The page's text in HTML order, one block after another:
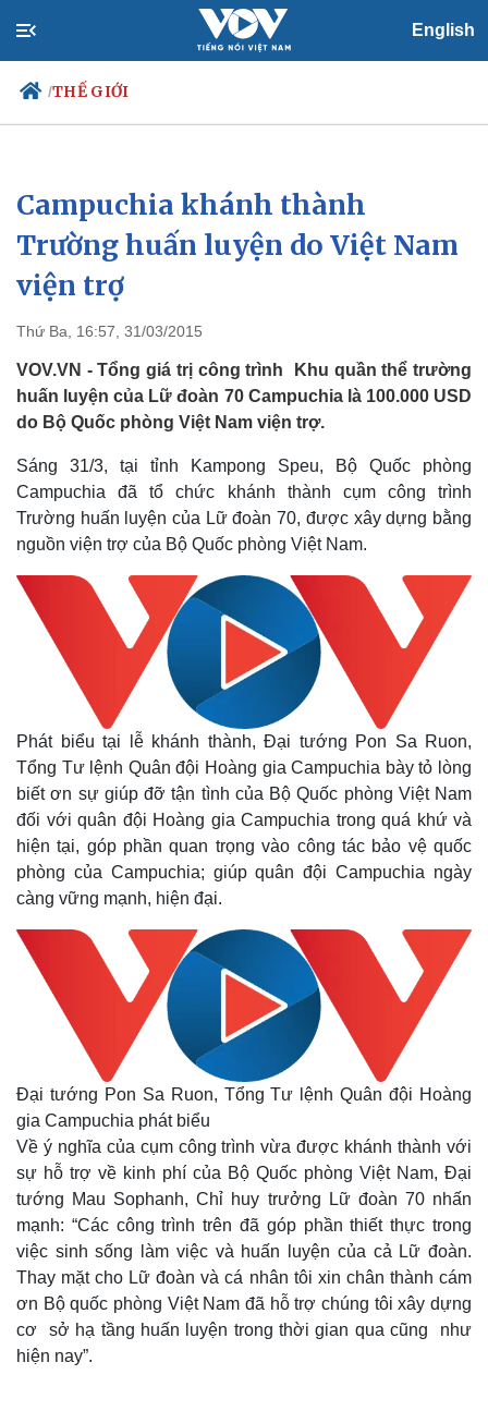
English
/THẾ GIỚI
Chính trị
Đảng
Tổ chức nhân sự
Quốc hội
Nhận diện sự thật
Xã hội
Tin 24h
Dự báo thời tiết
Campuchia khánh thành
Trường huấn luyện do Việt Nam
viện trợ
Thứ Ba, 16:57, 31/03/2015
VOV.VN - Tổng giá trị công trình Khu quần thể trường
huấn luyện của Lữ đoàn 70 Campuchia là 100.000 USD
do Bộ Quốc phòng Việt Nam viện trợ.
Sáng 31/3, tại tỉnh Kampong Speu, Bộ Quốc phòng
Campuchia đã tổ chức khánh thành cụm công trình
Trường huấn luyện của Lữ đoàn 70, được xây dựng bằng
nguồn viện trợ của Bộ Quốc phòng Việt Nam.
Phát biểu tại lễ khánh thành, Đại tướng Pon Sa Ruon,
Tổng Tư lệnh Quân đội Hoàng gia Campuchia bày tỏ lòng
biết ơn sự giúp đỡ tận tình của Bộ Quốc phòng Việt Nam
đối với quân đội Hoàng gia Campuchia trong quá khứ và
hiện tại, góp phần quan trọng vào công tác bảo vệ quốc
phòng của Campuchia; giúp quân đội Campuchia ngày
càng vững mạnh, hiện đại.
Đại tướng Pon Sa Ruon, Tổng Tư lệnh Quân đội Hoàng
gia Campuchia phát biểu
Về ý nghĩa của cụm công trình vừa được khánh thành với
sự hỗ trợ về kinh phí của Bộ Quốc phòng Việt Nam, Đại
tướng Mau Sophanh, Chỉ huy trưởng Lữ đoàn 70 nhấn
mạnh: “Các công trình trên đã góp phần thiết thực trong
việc sinh sống làm việc và huấn luyện của cả Lữ đoàn.
Thay mặt cho Lữ đoàn và cá nhân tôi xin chân thành cám
ơn Bộ quốc phòng Việt Nam đã hỗ trợ chúng tôi xây dựng
cơ sở hạ tầng huấn luyện trong thời gian qua cũng như
hiện nay”.